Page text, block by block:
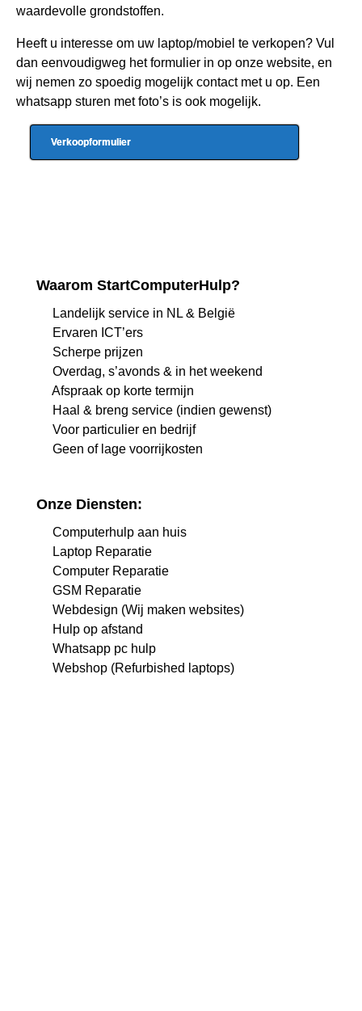
waardevolle grondstoffen.
Heeft u interesse om uw laptop/mobiel te verkopen? Vul
dan eenvoudigweg het formulier in op onze website, en
wij nemen zo spoedig mogelijk contact met u op. Een
whatsapp sturen met foto’s is ook mogelijk.
Verkoopformulier
Waarom StartComputerHulp?
Landelijk service in NL & België
Ervaren ICT’ers
Scherpe prijzen
Overdag, s’avonds & in het weekend
Afspraak op korte termijn
Haal & breng service (indien gewenst)
Voor particulier en bedrijf
Geen of lage voorrijkosten
Onze Diensten:
Computerhulp aan huis
Laptop Reparatie
Computer Reparatie
GSM Reparatie
Webdesign (Wij maken websites)
Hulp op afstand
Whatsapp pc hulp
Webshop (Refurbished laptops)